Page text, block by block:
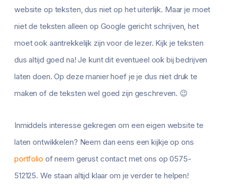
website op teksten, dus niet op het uiterlijk. Maar je moet
niet de teksten alleen op Google gericht schrijven, het
moet ook aantrekkelijk zijn voor de lezer. Kijk je teksten
dus altijd goed na! Je kunt dit eventueel ook bij bedrijven
laten doen. Op deze manier hoef je je dus niet druk te
maken of de teksten wel goed zijn geschreven. 😉
Inmiddels interesse gekregen om een eigen website te
laten ontwikkelen? Neem dan eens een kijkje op ons
portfolio of neem gerust contact met ons op 0575-
512125. We staan altijd klaar om je verder te helpen!